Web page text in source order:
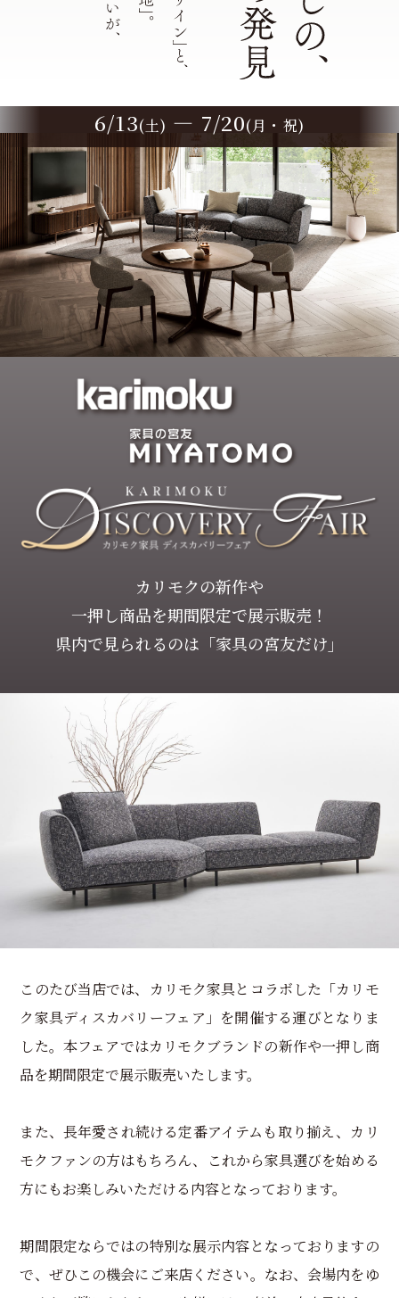
6/13(土) ― 7/20(月・祝)
カリモクの新作や
一押し商品を期間限定で展示販売！
県内で見られるのは「家具の宮友だけ」
このたび当店では、カリモク家具とコラボした「カリモ
ク家具ディスカバリーフェア」を開催する運びとなりま
した。本フェアではカリモクブランドの新作や一押し商
品を期間限定で展示販売いたします。
また、長年愛され続ける定番アイテムも取り揃え、カリ
モクファンの方はもちろん、これから家具選びを始める
方にもお楽しみいただける内容となっております。
期間限定ならではの特別な展示内容となっておりますの
で、ぜひこの機会にご来店ください。なお、会場内をゆ